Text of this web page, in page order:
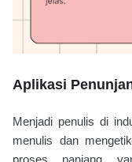
Aplikasi
Menjadi penulis di
menulis dan
proses panjang